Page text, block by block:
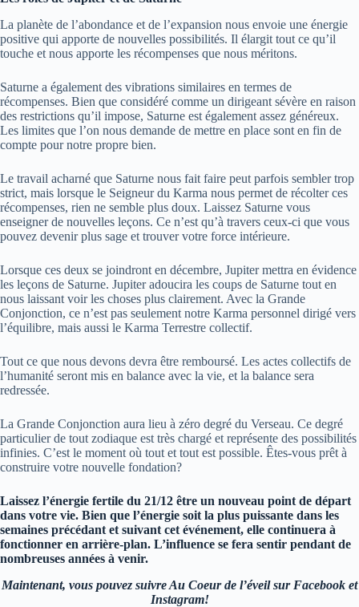
La planète de l’abondance et de l’expansion nous envoie une énergie
positive qui apporte de nouvelles possibilités. Il élargit tout ce qu’il
touche et nous apporte les récompenses que nous méritons.
Saturne a également des vibrations similaires en termes de
récompenses. Bien que considéré comme un dirigeant sévère en raison
des restrictions qu’il impose, Saturne est également assez généreux.
Les limites que l’on nous demande de mettre en place sont en fin de
compte pour notre propre bien.
Le travail acharné que Saturne nous fait faire peut parfois sembler trop
strict, mais lorsque le Seigneur du Karma nous permet de récolter ces
récompenses, rien ne semble plus doux. Laissez Saturne vous
enseigner de nouvelles leçons. Ce n’est qu’à travers ceux-ci que vous
pouvez devenir plus sage et trouver votre force intérieure.
Lorsque ces deux se joindront en décembre, Jupiter mettra en évidence
les leçons de Saturne. Jupiter adoucira les coups de Saturne tout en
nous laissant voir les choses plus clairement. Avec la Grande
Conjonction, ce n’est pas seulement notre Karma personnel dirigé vers
l’équilibre, mais aussi le Karma Terrestre collectif.
Tout ce que nous devons devra être remboursé. Les actes collectifs de
l’humanité seront mis en balance avec la vie, et la balance sera
redressée.
La Grande Conjonction aura lieu à zéro degré du Verseau. Ce degré
particulier de tout zodiaque est très chargé et représente des possibilités
infinies. C’est le moment où tout et tout est possible. Êtes-vous prêt à
construire votre nouvelle fondation?
Laissez l’énergie fertile du 21/12 être un nouveau point de départ
dans votre vie. Bien que l’énergie soit la plus puissante dans les
semaines précédant et suivant cet événement, elle continuera à
fonctionner en arrière-plan. L’influence se fera sentir pendant de
nombreuses années à venir.
Maintenant, vous pouvez suivre Au Coeur de l’éveil sur Facebook et
Instagram!